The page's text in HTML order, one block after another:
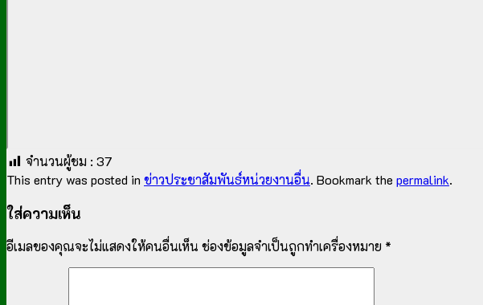
จำนวนผู้ชม : 37
This entry was posted in ข่าวประชาสัมพันธ์หน่วยงานอื่น. Bookmark the permalink.
ใส่ความเห็น
อีเมลของคุณจะไม่แสดงให้คนอื่นเห็น ช่องข้อมูลจำเป็นถูกทำเครื่องหมาย *